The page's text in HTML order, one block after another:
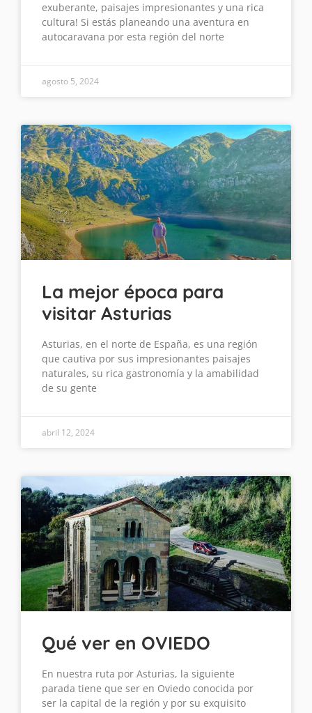
exuberante, paisajes impresionantes y una rica
cultura! Si estás planeando una aventura en
autocaravana por esta región del norte
agosto 5, 2024
La mejor época para
visitar Asturias
Asturias, en el norte de España, es una región
que cautiva por sus impresionantes paisajes
naturales, su rica gastronomía y la amabilidad
de su gente
abril 12, 2024
Qué ver en OVIEDO
En nuestra ruta por Asturias, la siguiente
parada tiene que ser en Oviedo conocida por
ser la capital de la región y por su exquisito